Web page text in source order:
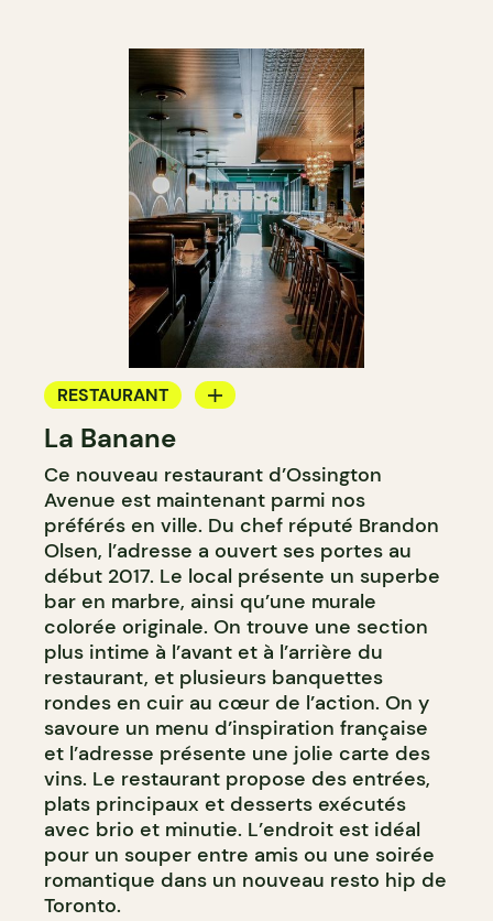
RESTAURANT
BAR À VIN
BAR À COCKTAIL
La Banane
Ce nouveau restaurant d’Ossington
Avenue est maintenant parmi nos
préférés en ville. Du chef réputé Brandon
Olsen, l’adresse a ouvert ses portes au
début 2017. Le local présente un superbe
bar en marbre, ainsi qu’une murale
colorée originale. On trouve une section
plus intime à l’avant et à l’arrière du
restaurant, et plusieurs banquettes
rondes en cuir au cœur de l’action. On y
savoure un menu d’inspiration française
et l’adresse présente une jolie carte des
vins. Le restaurant propose des entrées,
plats principaux et desserts exécutés
avec brio et minutie. L’endroit est idéal
pour un souper entre amis ou une soirée
romantique dans un nouveau resto hip de
Toronto.